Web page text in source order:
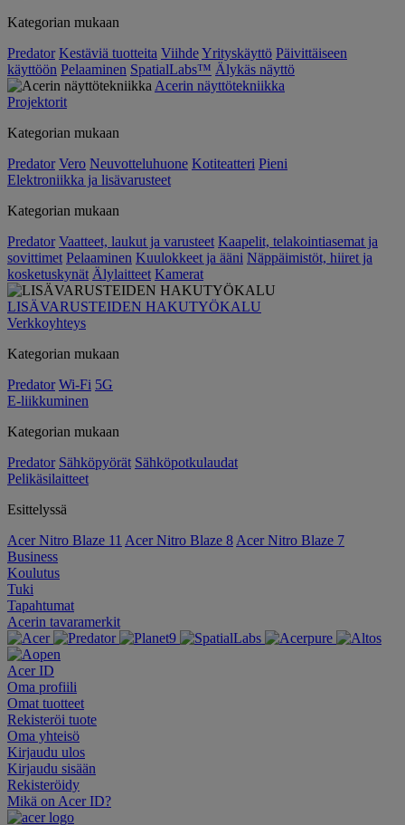
Kategorian mukaan
Predator Kestäviä tuotteita ViihdeYrityskäyttö Päivittäiseen
käyttöön Pelaaminen SpatialLabs™ Älykäs näyttö
Acerin näyttötekniikka
Projektorit
Kategorian mukaan
Predator Vero Neuvotteluhuone Kotiteatteri Pieni
Elektroniikka ja lisävarusteet
Kategorian mukaan
Predator Vaatteet, laukut ja varusteet Kaapelit, telakointiasemat ja
sovittimet Pelaaminen Kuulokkeet ja ääni Näppäimistöt, hiiret ja
kosketuskynät Älylaitteet Kamerat
LISÄVARUSTEIDEN HAKUTYÖKALU
Verkkoyhteys
Kategorian mukaan
Predator Wi-Fi 5G
E-liikkuminen
Kategorian mukaan
Predator Sähköpyörät Sähköpotkulaudat
Pelikäsilaitteet
Esittelyssä
Acer Nitro Blaze 11 Acer Nitro Blaze 8 Acer Nitro Blaze 7
Business
Koulutus
Tuki
Tapahtumat
Acerin tavaramerkit
Acer ID
Oma profiili
Omat tuotteet
Rekisteröi tuote
Oma yhteisö
Kirjaudu ulos
Kirjaudu sisään
Rekisteröidy
Mikä on Acer ID?